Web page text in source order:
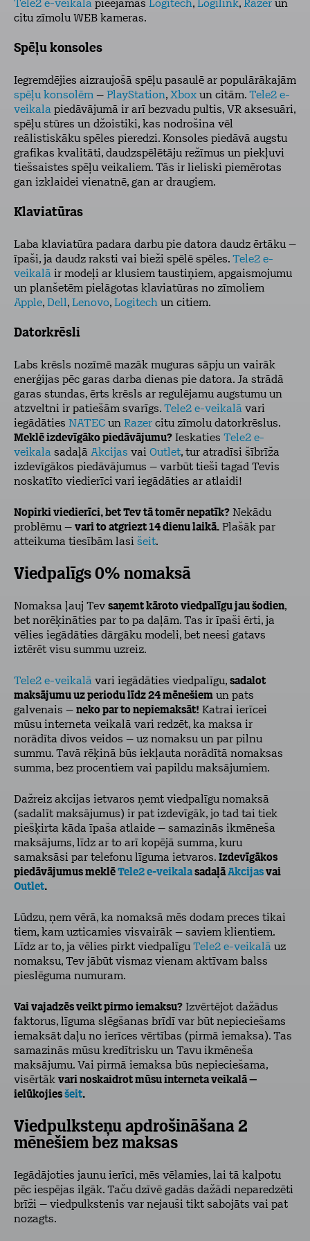
Tele2 e-veikalā pieejamas Logitech, Logilink, Razer un
citu zīmolu WEB kameras.
Spēļu konsoles
Iegremdējies aizraujošā spēļu pasaulē ar populārākajām
spēļu konsolēm – PlayStation, Xbox un citām. Tele2 e-
veikala piedāvājumā ir arī bezvadu pultis, VR aksesuāri,
spēļu stūres un džoistiki, kas nodrošina vēl
reālistiskāku spēles pieredzi. Konsoles piedāvā augstu
grafikas kvalitāti, daudzspēlētāju režīmus un piekļuvi
tiešsaistes spēļu veikaliem. Tās ir lieliski piemērotas
gan izklaidei vienatnē, gan ar draugiem.
Klaviatūras
Laba klaviatūra padara darbu pie datora daudz ērtāku –
īpaši, ja daudz raksti vai bieži spēlē spēles. Tele2 e-
veikalā ir modeļi ar klusiem taustiņiem, apgaismojumu
un planšetēm pielāgotas klaviatūras no zīmoliem
Apple, Dell, Lenovo, Logitech un citiem.
Datorkrēsli
Labs krēsls nozīmē mazāk muguras sāpju un vairāk
enerģijas pēc garas darba dienas pie datora. Ja strādā
garas stundas, ērts krēsls ar regulējamu augstumu un
atzveltni ir patiešām svarīgs. Tele2 e-veikalā vari
iegādāties NATEC un Razer citu zīmolu datorkrēslus.
Meklē izdevīgāko piedāvājumu? Ieskaties Tele2 e-
veikala sadaļā Akcijas vai Outlet, tur atradīsi šībrīža
izdevīgākos piedāvājumus – varbūt tieši tagad Tevis
noskatīto viedierīci vari iegādāties ar atlaidi!
Nopirki viedierīci, bet Tev tā tomēr nepatīk? Nekādu
problēmu – vari to atgriezt 14 dienu laikā. Plašāk par
atteikuma tiesībām lasi šeit.
Viedpalīgs 0% nomaksā
Nomaksa ļauj Tev saņemt kāroto viedpalīgu jau šodien,
bet norēķināties par to pa daļām. Tas ir īpaši ērti, ja
vēlies iegādāties dārgāku modeli, bet neesi gatavs
iztērēt visu summu uzreiz.
Tele2 e-veikalā vari iegādāties viedpalīgu, sadalot
maksājumu uz periodu līdz 24 mēnešiem un pats
galvenais – neko par to nepiemaksāt! Katrai ierīcei
mūsu interneta veikalā vari redzēt, ka maksa ir
norādīta divos veidos – uz nomaksu un par pilnu
summu. Tavā rēķinā būs iekļauta norādītā nomaksas
summa, bez procentiem vai papildu maksājumiem.
Dažreiz akcijas ietvaros ņemt viedpalīgu nomaksā
(sadalīt maksājumus) ir pat izdevīgāk, jo tad tai tiek
piešķirta kāda īpaša atlaide – samazinās ikmēneša
maksājums, līdz ar to arī kopējā summa, kuru
samaksāsi par telefonu līguma ietvaros. Izdevīgākos
piedāvājumus meklēTele2 e-veikalasadaļāAkcijasvai
Outlet.
Lūdzu, ņem vērā, ka nomaksā mēs dodam preces tikai
tiem, kam uzticamies visvairāk – saviem klientiem.
Līdz ar to, ja vēlies pirkt viedpalīgu Tele2 e-veikalā uz
nomaksu, Tev jābūt vismaz vienam aktīvam balss
pieslēguma numuram.
Vai vajadzēs veikt pirmo iemaksu? Izvērtējot dažādus
faktorus, līguma slēgšanas brīdī var būt nepieciešams
iemaksāt daļu no ierīces vērtības (pirmā iemaksa). Tas
samazinās mūsu kredītrisku un Tavu ikmēneša
maksājumu. Vai pirmā iemaksa būs nepieciešama,
visērtāk vari noskaidrot mūsu interneta veikalā –
ielūkojiesšeit.
Viedpulksteņu apdrošināšana 2
mēnešiem bez maksas
Iegādājoties jaunu ierīci, mēs vēlamies, lai tā kalpotu
pēc iespējas ilgāk. Taču dzīvē gadās dažādi neparedzēti
brīži – viedpulkstenis var nejauši tikt sabojāts vai pat
nozagts.